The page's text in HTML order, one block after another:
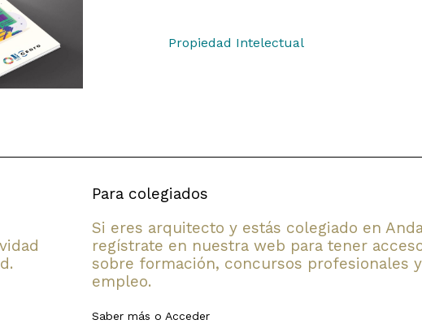
Propiedad Intelectual
Para colegiados
Si eres arquitecto y estás colegiado en
regístrate en nuestra web para tener
sobre formación, concursos profesionales
empleo.
Saber más o Acceder